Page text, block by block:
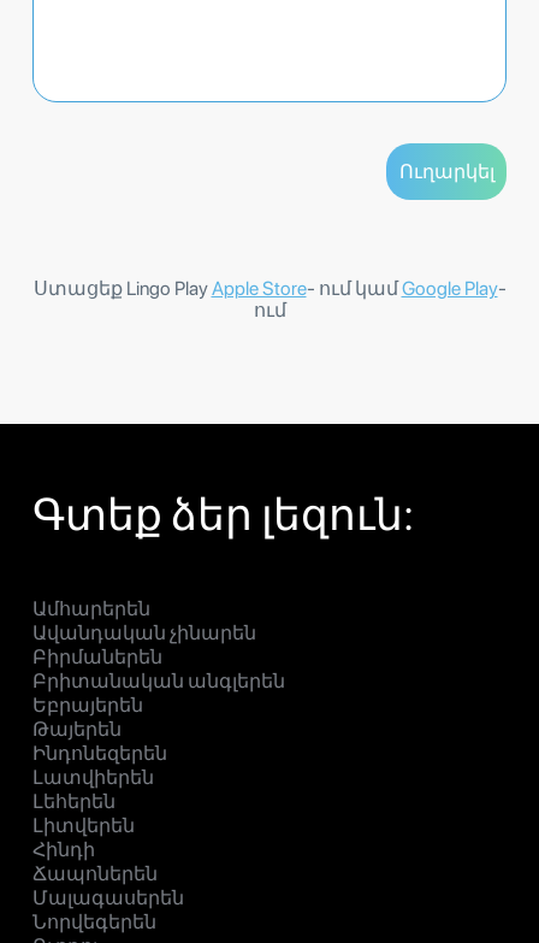
Ստացեք Lingo PlayApple Store- ում կամGoogle Play-
ում
Գտեք ձեր լեզուն:
Ամհարերեն
Ավանդական չինարեն
Բիրմաներեն
Բրիտանական անգլերեն
Եբրայերեն
Թայերեն
Ինդոնեզերեն
Լատվիերեն
Լեհերեն
Լիտվերեն
Հինդի
Ճապոներեն
Մալագասերեն
Նորվեգերեն